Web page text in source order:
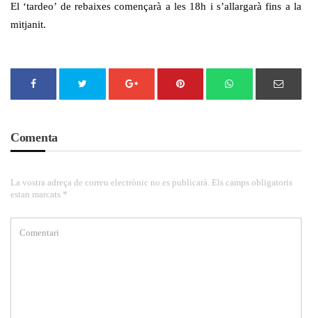
El ‘tardeo’ de rebaixes començarà a les 18h i s’allargarà fins a la
mitjanit.
Comenta
La vostra adreça de correu electrònic no es publicarà. Els camps obligatoris
estan marcats *